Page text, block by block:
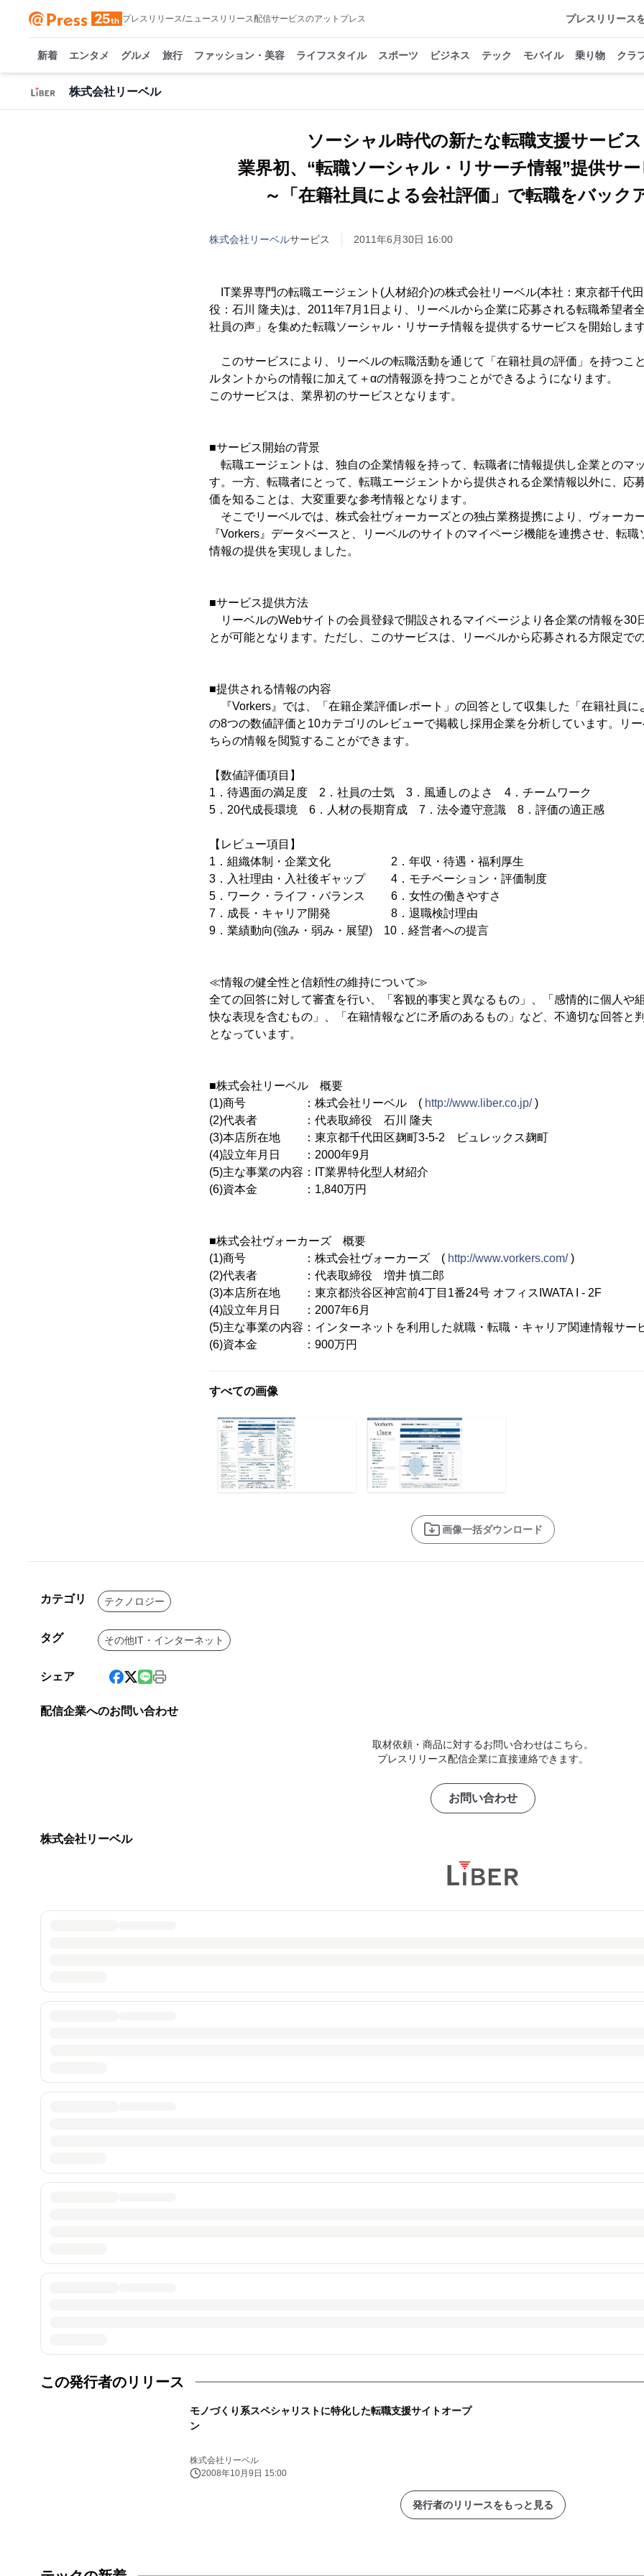
プレスリリース/ニュースリリース配信サービスのアットプレス プレスリリース
新着 エンタメ グルメ 旅行 ファッション・美容 ライフスタイル スポーツ ビジネス テック モバイル 乗り物 クラ
株式会社リーベル
ソーシャル時代の新たな転職支援サービス
業界初、“転職ソーシャル・リサーチ情報”提供サ
～「在籍社員による会社評価」で転職をバック
株式会社リーベルサービス 2011年6月30日 16:00
IT業界専門の転職エージェント(人材紹介)の株式会社リーベル(本社：東京都千代
役：石川 隆夫)は、2011年7月1日より、リーベルから企業に応募される転職希望者
社員の声」を集めた転職ソーシャル・リサーチ情報を提供するサービスを開始します
このサービスにより、リーベルの転職活動を通じて「在籍社員の評価」を持つこ
ルタントからの情報に加えて＋αの情報源を持つことができるようになります。
このサービスは、業界初のサービスとなります。
■サービス開始の背景
転職エージェントは、独自の企業情報を持って、転職者に情報提供し企業とのマ
す。一方、転職者にとって、転職エージェントから提供される企業情報以外に、応
価を知ることは、大変重要な参考情報となります。
そこでリーベルでは、株式会社ヴォーカーズとの独占業務提携により、ヴォーカ
『Vorkers』データベースと、リーベルのサイトのマイページ機能を連携させ、転
情報の提供を実現しました。
■サービス提供方法
リーベルのWebサイトの会員登録で開設されるマイページより各企業の情報を30
とが可能となります。ただし、このサービスは、リーベルから応募される方限定で
■提供される情報の内容
『Vorkers』では、「在籍企業評価レポート」の回答として収集した「在籍社員に
の8つの数値評価と10カテゴリのレビューで掲載し採用企業を分析しています。リ
ちらの情報を閲覧することができます。
【数値評価項目】
1．待遇面の満足度 2．社員の士気 3．風通しのよさ 4．チームワーク
5．20代成長環境 6．人材の長期育成 7．法令遵守意識 8．評価の適正感
【レビュー項目】
1．組織体制・企業文化 2．年収・待遇・福利厚生
3．入社理由・入社後ギャップ 4．モチベーション・評価制度
5．ワーク・ライフ・バランス 6．女性の働きやすさ
7．成長・キャリア開発 8．退職検討理由
9．業績動向(強み・弱み・展望) 10．経営者への提言
≪情報の健全性と信頼性の維持について≫
全ての回答に対して審査を行い、「客観的事実と異なるもの」、「感情的に個人や
快な表現を含むもの」、「在籍情報などに矛盾のあるもの」など、不適切な回答と
となっています。
■株式会社リーベル 概要
(1)商号 ：株式会社リーベル ( http://www.liber.co.jp/)
(2)代表者 ：代表取締役 石川 隆夫
(3)本店所在地 ：東京都千代田区麹町3-5-2 ビュレックス麹町
(4)設立年月日 ：2000年9月
(5)主な事業の内容：IT業界特化型人材紹介
(6)資本金 ：1,840万円
■株式会社ヴォーカーズ 概要
(1)商号 ：株式会社ヴォーカーズ ( http://www.vorkers.com/)
(2)代表者 ：代表取締役 増井 慎二郎
(3)本店所在地 ：東京都渋谷区神宮前4丁目1番24号 オフィスIWATA I - 2F
(4)設立年月日 ：2007年6月
(5)主な事業の内容：インターネットを利用した就職・転職・キャリア関連情報サー
(6)資本金 ：900万円
すべての画像
画像一括ダウンロード
カテゴリ テクノロジー
タグ その他IT・インターネット
シェア
配信企業へのお問い合わせ
取材依頼・商品に対するお問い合わせはこちら。
プレスリリース配信企業に直接連絡できます。
お問い合わせ
株式会社リーベル
この発行者のリリース
モノづくり系スペシャリストに特化した転職支援サイトオープ
ン
株式会社リーベル
2008年10月9日 15:00
発行者のリリースをもっと見る